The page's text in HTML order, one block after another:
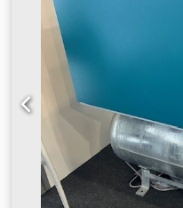
сети: 400 В Частота
Dodpfx Aepyhpdjhueck
Габариты: 735 x 620 x
наличии большой выбор
компрессоров!